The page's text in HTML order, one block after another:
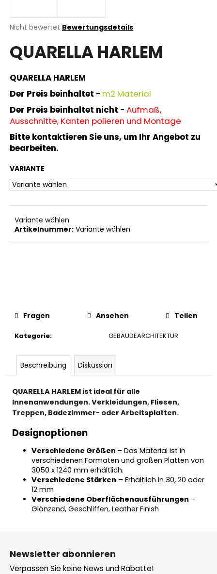
Die
Produktbewertung
ist
von
5
Sternen.
Nicht bewertet Bewertungsdetails
QUARELLA HARLEM
QUARELLA HARLEM
Der Preis beinhaltet - m2 Material
Der Preis beinhaltet nicht - Aufmaß,
Ausschnitte, Kanten polieren und Montage
Bitte kontaktieren Sie uns, um Ihr Angebot zu
bearbeiten.
VARIANTE
Variante wählen
Artikelnummer: Variante wählen
Kategorie: GEBÄUDEARCHITEKTUR
Fragen Ansehen Teilen
Beschreibung Diskussion
QUARELLA HARLEM ist ideal für alle
Innenanwendungen. Verkleidungen, Fliesen,
Treppen, Badezimmer- oder Arbeitsplatten.
Designoptionen
Verschiedene Größen – Das Material ist in
verschiedenen Formaten und großen Platten von
3050 x 1240 mm erhältlich.
Verschiedene Stärken – Erhältlich in 30, 20 oder
12 mm
Verschiedene Oberflächenausführungen –
Glänzend, Geschliffen, Leather Finish
W
i
r
e
m
p
f
e
h
l
e
F
Newsletter abonnieren
Verpassen Sie keine News und Rabatte!